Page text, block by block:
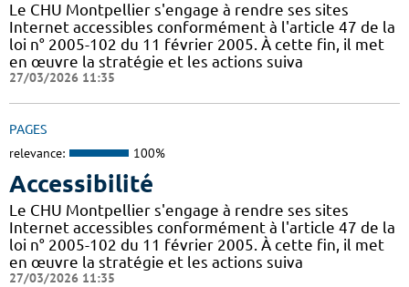
Le CHU Montpellier s'engage à rendre ses sites
Internet accessibles conformément à l'article 47 de la
loi n° 2005-102 du 11 février 2005. À cette fin, il met
en œuvre la stratégie et les actions suiva
27/03/2026 11:35
PAGES
relevance: 100%
Accessibilité
Le CHU Montpellier s'engage à rendre ses sites
Internet accessibles conformément à l'article 47 de la
loi n° 2005-102 du 11 février 2005. À cette fin, il met
en œuvre la stratégie et les actions suiva
27/03/2026 11:35